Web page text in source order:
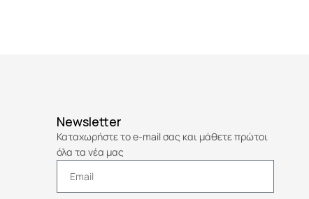
Newsletter
Καταχωρήστε το e-mail σας και μάθετε πρώτοι
όλα τα νέα μας